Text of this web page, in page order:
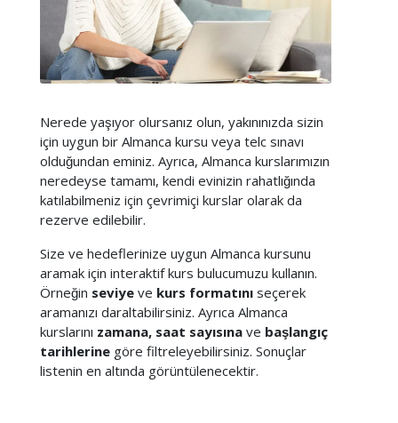
Nerede yaşıyor olursanız olun, yakınınızda sizin
için uygun bir Almanca kursu veya telc sınavı
olduğundan eminiz. Ayrıca, Almanca kurslarımızın
neredeyse tamamı, kendi evinizin rahatlığında
katılabilmeniz için çevrimiçi kurslar olarak da
rezerve edilebilir.
Size ve hedeflerinize uygun Almanca kursunu
aramak için interaktif kurs bulucumuzu kullanın.
Örneğin seviye ve kurs formatını seçerek
aramanızı daraltabilirsiniz. Ayrıca Almanca
kurslarını zamana, saat sayısına ve başlangıç
tarihlerine göre filtreleyebilirsiniz. Sonuçlar
listenin en altında görüntülenecektir.